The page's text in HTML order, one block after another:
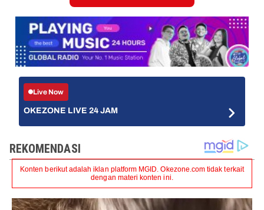
Live Now
OKEZONE LIVE 24 JAM